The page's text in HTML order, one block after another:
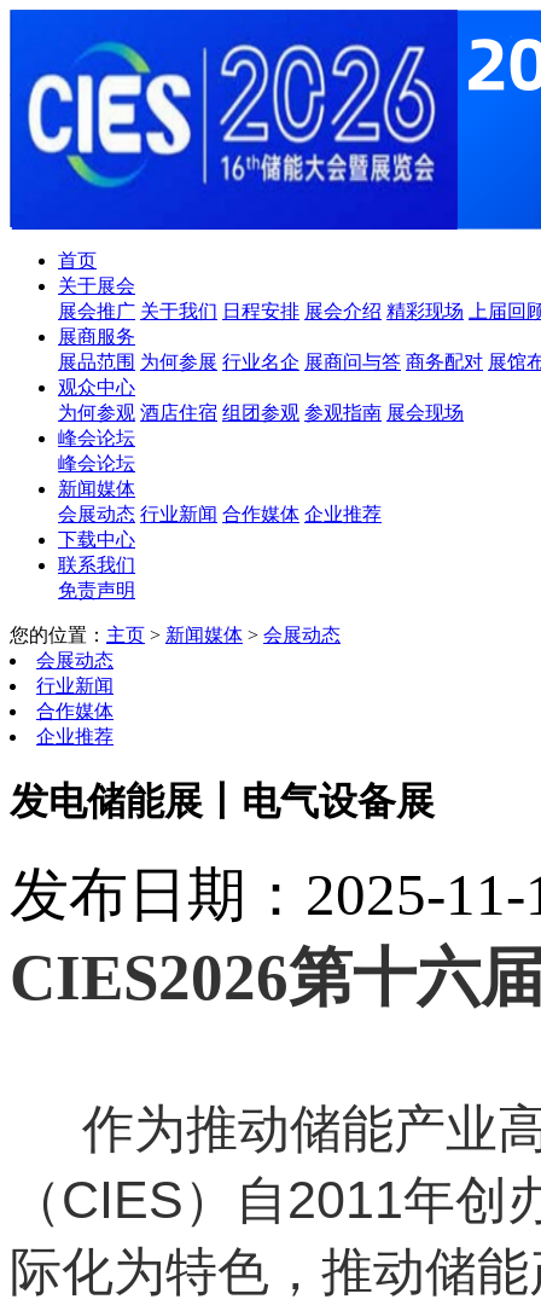
首页
关于展会
展会推广 关于我们 日程安排 展会介绍 精彩现场
上届回
展商服务
展品范围 为何参展 行业名企 展商问与答 商务配对 展馆
观众中心
为何参观 酒店住宿 组团参观 参观指南 展会现场
峰会论坛
峰会论坛
新闻媒体
会展动态 行业新闻 合作媒体 企业推荐
下载中心
联系我们
免责声明
您的位置： 主页 > 新闻媒体 > 会展动态
会展动态
行业新闻
合作媒体
企业推荐
发电储能展丨电气设备展
发布日期：2025-11-
CIES2026第十六
作为推动储能产业
（CIES）自2011年
际化为特色，推动储